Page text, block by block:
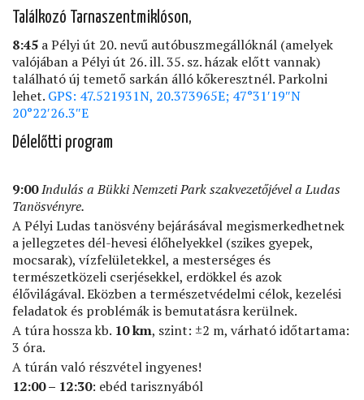
Találkozó Tarnaszentmiklóson,
8:45 a Pélyi út 20. nevű autóbuszmegállóknál (amelyek
valójában a Pélyi út 26. ill. 35. sz. házak előtt vannak)
található új temető sarkán álló kőkeresztnél. Parkolni
lehet. GPS: 47.521931N, 20.373965E; 47°31′19″N
20°22′26.3″E
Délelőtti program
9:00Indulás aBükki Nemzeti Park szakvezetőjével a Ludas
Tanösvényre.
A Pélyi Ludas tanösvény bejárásával megismerkedhetnek
a jellegzetes dél-hevesi élőhelyekkel (szikes gyepek,
mocsarak), vízfelületekkel, a mesterséges és
természetközeli cserjésekkel, erdökkel és azok
élővilágával. Eközben a természetvédelmi célok, kezelési
feladatok és problémák is bemutatásra kerülnek.
A túra hossza kb. 10 km, szint: ±2 m, várható időtartama:
3 óra.
A túrán való részvétel ingyenes!
12:00 – 12:30: ebéd tarisznyából